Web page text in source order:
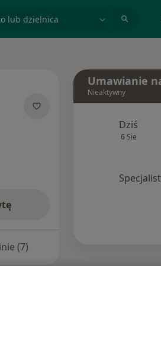
(7)
Umawianie
Nieaktywny
Dziś
6 Sie